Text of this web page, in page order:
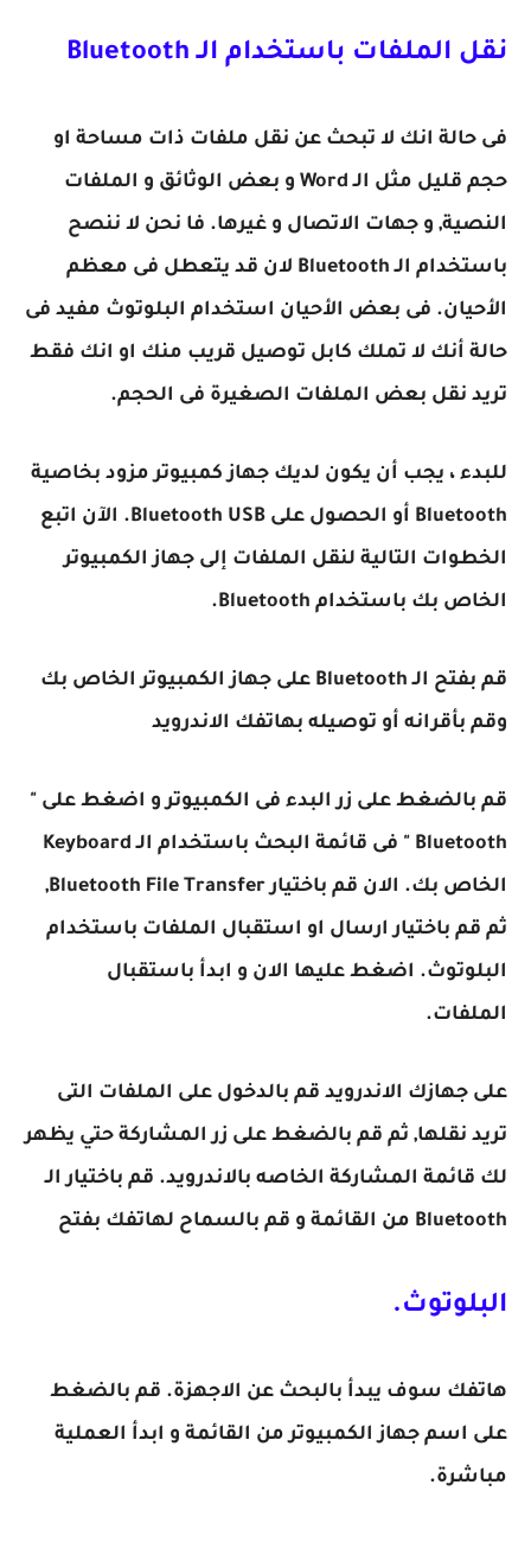
نقل الملفات باستخدام الـ Bluetooth
فى حالة انك لا تبحث عن نقل ملفات ذات مساحة او
حجم قليل مثل الـ Word و بعض الوثائق و الملفات
النصية, و جهات الاتصال و غيرها. فا نحن لا ننصح
باستخدام الـ Bluetooth لان قد يتعطل فى معظم
الأحيان. فى بعض الأحيان استخدام البلوتوث مفيد فى
حالة أنك لا تملك كابل توصيل قريب منك او انك فقط
تريد نقل بعض الملفات الصغيرة فى الحجم.
للبدء ، يجب أن يكون لديك جهاز كمبيوتر مزود بخاصية
Bluetooth أو الحصول على Bluetooth USB. الآن اتبع
الخطوات التالية لنقل الملفات إلى جهاز الكمبيوتر
الخاص بك باستخدام Bluetooth.
قم بفتح الـ Bluetooth على جهاز الكمبيوتر الخاص بك
وقم بأقرانه أو توصيله بهاتفك الاندرويد
قم بالضغط على زر البدء فى الكمبيوتر و اضغط على "
Bluetooth " فى قائمة البحث باستخدام الـ Keyboard
الخاص بك. الان قم باختيار Bluetooth File Transfer,
ثم قم باختيار ارسال او استقبال الملفات باستخدام
البلوتوث. اضغط عليها الان و ابدأ باستقبال
الملفات.
على جهازك الاندرويد قم بالدخول على الملفات التى
تريد نقلها, ثم قم بالضغط على زر المشاركة حتي يظهر
لك قائمة المشاركة الخاصه بالاندرويد. قم باختيار الـ
Bluetooth من القائمة و قم بالسماح لهاتفك بفتح
البلوتوث.
هاتفك سوف يبدأ بالبحث عن الاجهزة. قم بالضغط
على اسم جهاز الكمبيوتر من القائمة و ابدأ العملية
مباشرة.